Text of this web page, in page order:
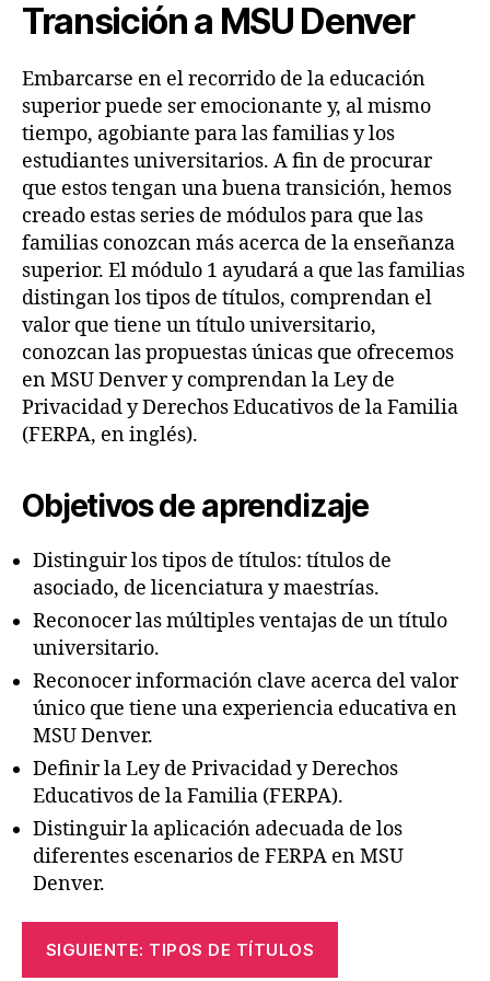
Transición a MSU Denver
Embarcarse en el recorrido de la educación
superior puede ser emocionante y, al mismo
tiempo, agobiante para las familias y los
estudiantes universitarios. A fin de procurar
que estos tengan una buena transición, hemos
creado estas series de módulos para que las
familias conozcan más acerca de la enseñanza
superior. El módulo 1 ayudará a que las familias
distingan los tipos de títulos, comprendan el
valor que tiene un título universitario,
conozcan las propuestas únicas que ofrecemos
en MSU Denver y comprendan la Ley de
Privacidad y Derechos Educativos de la Familia
(FERPA, en inglés).
Objetivos de aprendizaje
Distinguir los tipos de títulos: títulos de
asociado, de licenciatura y maestrías.
Reconocer las múltiples ventajas de un título
universitario.
Reconocer información clave acerca del valor
único que tiene una experiencia educativa en
MSU Denver.
Definir la Ley de Privacidad y Derechos
Educativos de la Familia (FERPA).
Distinguir la aplicación adecuada de los
diferentes escenarios de FERPA en MSU
Denver.
SIGUIENTE: TIPOS DE TÍTULOS